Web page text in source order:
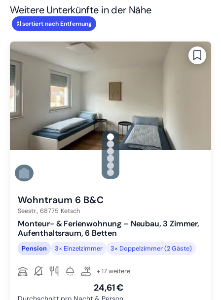
Weitere Unterkünfte in der Nähe
sortiert nach Entfernung
gallery.slide_selector
Zu Slide 1 wechseln
Zu Slide 2 wechseln
Zu Slide 3 wechseln
Zu Slide 4 wechseln
Zu Slide 5 wechseln
Zu Slide 6 wechseln
Wohntraum 6 B&C
Seestr., 68775 Ketsch
Monteur- & Ferienwohnung – Neubau, 3 Zimmer,
Aufenthaltsraum, 6 Betten
Pension 3× Einzelzimmer 3× Doppelzimmer (2 Gäste)
+ 17 weitere
24,61 €